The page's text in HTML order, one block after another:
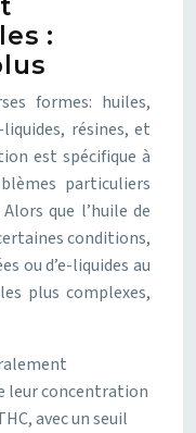
:
formes: huiles,
résines, et
est spécifique à
particuliers
que l’huile de
conditions,
ou d’e-liquides au
plus complexes,
leur concentration
avec un seuil